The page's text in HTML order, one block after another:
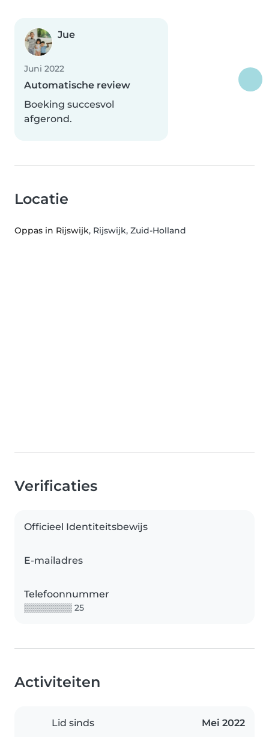
Jue
Juni 2022
Automatische review
Boeking succesvol
afgerond.
Locatie
Oppas in Rijswijk, Rijswijk, Zuid-Holland
Verificaties
Officieel Identiteitsbewijs
E-mailadres
Telefoonnummer
▒▒▒▒▒▒▒▒ 25
Activiteiten
Lid sinds Mei 2022